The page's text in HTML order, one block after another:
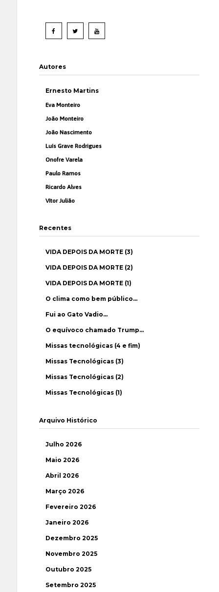
Autores
Ernesto Martins
Eva Monteiro
João Monteiro
João Nascimento
Luís Grave Rodrigues
Onofre Varela
Paulo Ramos
Ricardo Alves
Vítor Julião
Recentes
VIDA DEPOIS DA MORTE (3)
VIDA DEPOIS DA MORTE (2)
VIDA DEPOIS DA MORTE (1)
O clima como bem público…
Fui ao Gato Vadio…
O equívoco chamado Trump…
Missas tecnológicas (4 e fim)
Missas Tecnológicas (3)
Missas Tecnológicas (2)
Missas Tecnológicas (1)
Arquivo Histórico
Julho 2026
Maio 2026
Abril 2026
Março 2026
Fevereiro 2026
Janeiro 2026
Dezembro 2025
Novembro 2025
Outubro 2025
Setembro 2025